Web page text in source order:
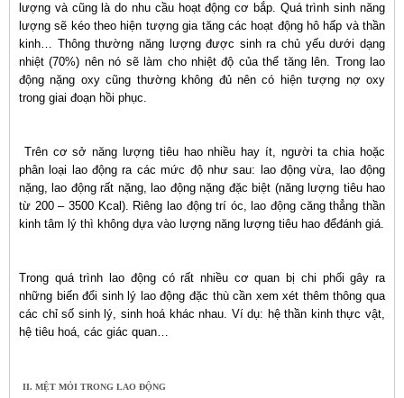
lượng và cũng là do nhu cầu hoạt động cơ bắp. Quá trình sinh năng
lượng sẽ kéo theo hiện tượng gia tăng các hoạt động hô hấp và thần
kinh… Thông thường năng lượng được sinh ra chủ yếu dưới dạng
nhiệt (70%) nên nó sẽ làm cho nhiệt độ của thể tăng lên. Trong lao
động nặng oxy cũng thường không đủ nên có hiện tượng nợ oxy
trong giai đoạn hồi phục.
Trên cơ sở năng lượng tiêu hao nhiều hay ít, người ta chia hoặc
phân loại lao động ra các mức độ như sau: lao động vừa, lao động
nặng, lao động rất nặng, lao động nặng đặc biệt (năng lượng tiêu hao
từ 200 – 3500 Kcal). Riêng lao động trí óc, lao động căng thẳng thần
kinh tâm lý thì không dựa vào lượng năng lượng tiêu hao đểđánh giá.
Trong quá trình lao động có rất nhiều cơ quan bị chi phối gây ra
những biến đổi sinh lý lao động đặc thù cần xem xét thêm thông qua
các chỉ số sinh lý, sinh hoá khác nhau. Ví dụ: hệ thần kinh thực vật,
hệ tiêu hoá, các giác quan…
II. MỆT MỎI TRONG LAO ĐỘNG